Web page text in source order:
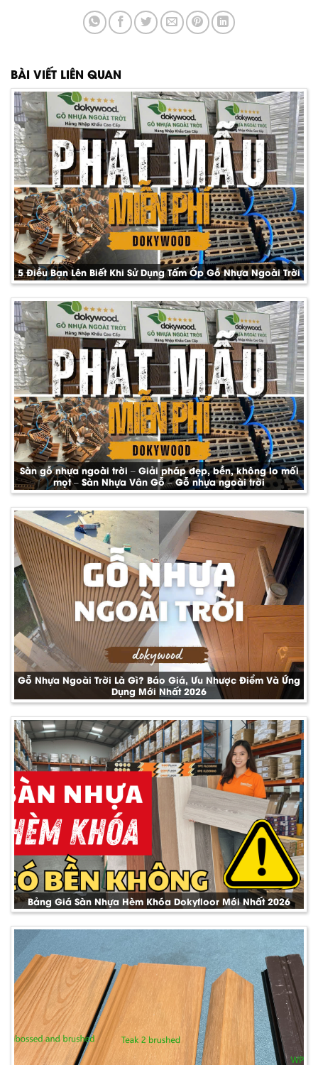
BÀI VIẾT LIÊN QUAN
5 Điều Bạn Lên Biết Khi Sử Dụng Tấm Ốp Gỗ Nhựa Ngoài Trời
Sàn gỗ nhựa ngoài trời – Giải pháp đẹp, bền, không lo mối
mọt – Sàn Nhựa Vân Gỗ – Gỗ nhựa ngoài trời
Gỗ Nhựa Ngoài Trời Là Gì? Báo Giá, Ưu Nhược Điểm Và Ứng
Dụng Mới Nhất 2026
Bảng Giá Sàn Nhựa Hèm Khóa Dokyfloor Mới Nhất 2026